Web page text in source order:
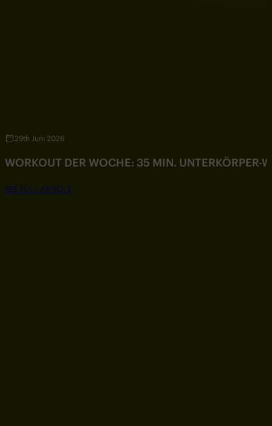
29th Juni 2026
WORKOUT DER WOCHE: 35 MIN. UNTERKÖRPER-
SEE FULL ARTICLE